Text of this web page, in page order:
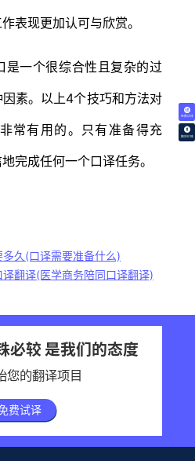
免费试译
翻译价格
表现更加认可与欣赏。
一个很综合性且复杂的过
素。以上4个技巧和方法对
常有用的。只有准备得充
完成任何一个口译任务。
久(口译需要准备什么)
翻译(医学商务陪同口译翻译)
必较 是我们的态度
您的翻译项目
费试译